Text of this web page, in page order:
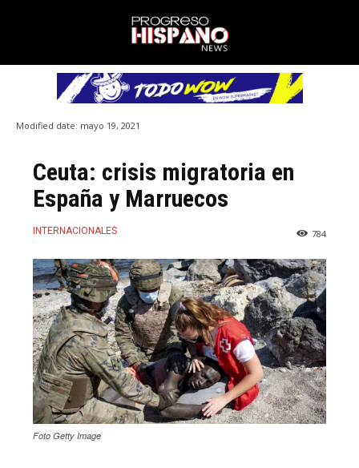
Modified date: mayo 19, 2021
Ceuta: crisis migratoria en
España y Marruecos
INTERNACIONALES 784
Foto Getty Image